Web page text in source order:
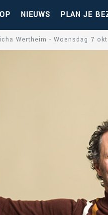
PLAN JE
NIEUWS
Wertheim - Woensdag 7